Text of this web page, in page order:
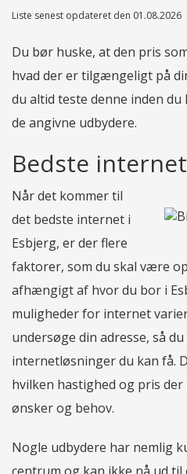
Liste senest opdateret den 01.08.2026
Du bør huske, at den pris
hvad der er tilgængeligt på
du altid teste denne inden
de angivne udbydere.
Bedste
Når det kommer til
det bedste internet i
Esbjerg, er der flere
faktorer, som du skal være
afhængigt af hvor du bor i
muligheder for internet
undersøge din adresse, så
internetløsninger du kan få.
hvilken hastighed og pris
ønsker og behov.
Nogle udbydere har nemlig